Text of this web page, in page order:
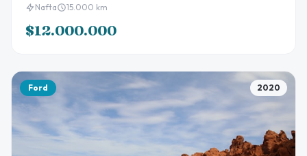
Nafta 15.000 km
$12.000.000
Ford 2020